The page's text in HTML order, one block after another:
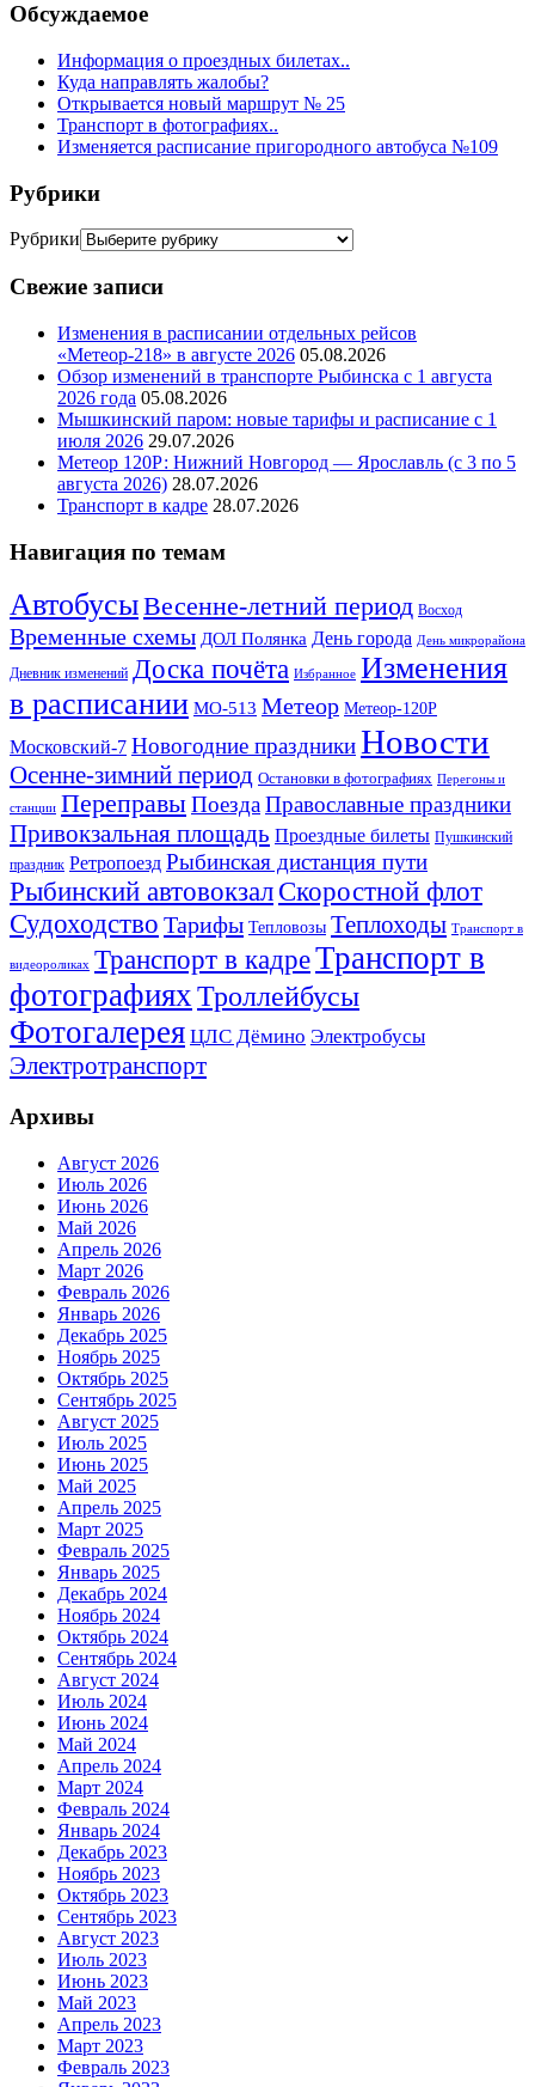
Обсуждаемое
Информация о проездных билетах..
Куда направлять жалобы?
Открывается новый маршрут № 25
Транспорт в фотографиях..
Изменяется расписание пригородного автобуса №109
Рубрики
Рубрики
Свежие записи
Изменения в расписании отдельных рейсов
«Метеор-218» в августе 2026 05.08.2026
Обзор изменений в транспорте Рыбинска с 1 августа
2026 года 05.08.2026
Мышкинский паром: новые тарифы и расписание с 1
июля 2026 29.07.2026
Метеор 120Р: Нижний Новгород — Ярославль (с 3 по 5
августа 2026) 28.07.2026
Транспорт в кадре 28.07.2026
Навигация по темам
АвтобусыВесенне-летний период Восход
Временные схемы ДОЛ Полянка День города День микрорайона
Дневник изменений Доска почёта Избранное Изменения
в расписании МО-513 Метеор Метеор-120Р
Московский-7 Новогодние праздникиНовости
Осенне-зимний период Остановки в фотографиях Перегоны и
станции ПереправыПоездаПравославные праздники
Привокзальная площадь Проездные билеты Пушкинский
праздник Ретропоезд Рыбинская дистанция пути
Рыбинский автовокзал Скоростной флот
Судоходство Тарифы Тепловозы Теплоходы Транспорт в
видеороликах Транспорт в кадреТранспорт в
фотографияхТроллейбусы
Фотогалерея ЦЛС Дёмино Электробусы
Электротранспорт
Архивы
Август 2026
Июль 2026
Июнь 2026
Май 2026
Апрель 2026
Март 2026
Февраль 2026
Январь 2026
Декабрь 2025
Ноябрь 2025
Октябрь 2025
Сентябрь 2025
Август 2025
Июль 2025
Июнь 2025
Май 2025
Апрель 2025
Март 2025
Февраль 2025
Январь 2025
Декабрь 2024
Ноябрь 2024
Октябрь 2024
Сентябрь 2024
Август 2024
Июль 2024
Июнь 2024
Май 2024
Апрель 2024
Март 2024
Февраль 2024
Январь 2024
Декабрь 2023
Ноябрь 2023
Октябрь 2023
Сентябрь 2023
Август 2023
Июль 2023
Июнь 2023
Май 2023
Апрель 2023
Март 2023
Февраль 2023